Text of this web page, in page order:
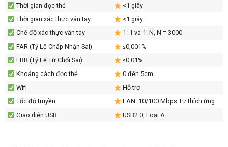
Thời gian đọc thẻ
<1 giây
Thời gian xác thực vân tay
<1 giây
Chế độ xác thực vân tay
1: 1 và 1: N, N = 3000
FAR (Tỷ Lệ Chấp Nhận Sai)
≤0,001%
FRR (Tỷ Lệ Từ Chối Sai)
≤0,01%
Khoảng cách đọc thẻ
0 đến 5cm
Wifi
Hỗ trợ
Tốc độ truyền
LAN: 10/100 Mbps Tự thích ứng
Giao diện USB
USB2.0, Loại A